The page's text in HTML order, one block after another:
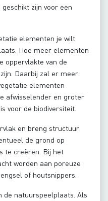
zijn voor een
elementen je wilt
Hoe meer elementen
oppervlakte van de
Daarbij zal er meer
elementen
afwisselender en groter
voor de biodiversiteit.
en breng structuur
de grond op
te creëren. Bij het
worden aan poreuze
of houtsnippers.
de natuurspeelplaats. Als